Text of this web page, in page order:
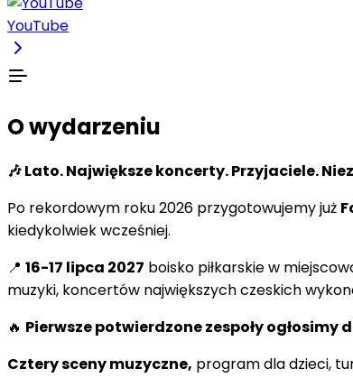
YouTube
O wydarzeniu
🎶 Lato. Największe koncerty. Przyjaciele.
Po rekordowym roku 2026 przygotowujemy już
kiedykolwiek wcześniej.
📍 16-17 lipca 2027 boisko piłkarskie w
muzyki, koncertów największych czeskich
🔥 Pierwsze potwierdzone zespoły ogłosimy
Cztery sceny muzyczne, program dla dzieci,